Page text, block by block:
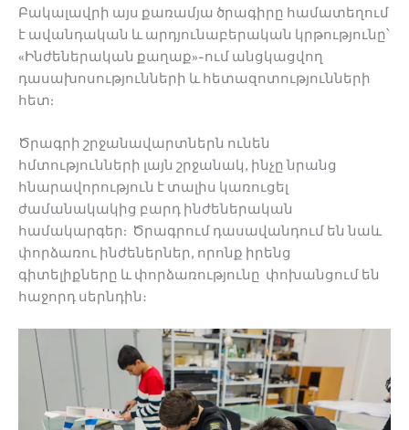
Բակալավրի այս քառամյա ծրագիրը համատեղում
է ավանդական և արդյունաբերական կրթությունը՝
«Ինժեներական քաղաք»-ում անցկացվող
դասախոսությունների և հետազոտությունների
հետ:
Ծրագրի շրջանավարտներն ունեն
հմտությունների լայն շրջանակ, ինչը նրանց
հնարավորություն է տալիս կառուցել
ժամանակակից բարդ ինժեներական
համակարգեր: Ծրագրում դասավանդում են նաև
փորձառու ինժեներներ, որոնք իրենց
գիտելիքները և փորձառությունը փոխանցում են
հաջորդ սերնդին։